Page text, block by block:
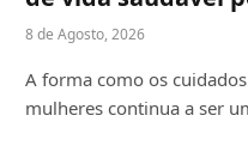
8 de Agosto, 2026
A forma como os
mulheres continua a ser